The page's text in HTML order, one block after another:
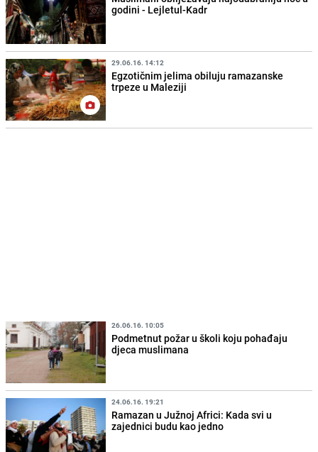
godini - Lejletul-Kadr
29.06.16. 14:12
Egzotičnim jelima obiluju ramazanske
trpeze u Maleziji
26.06.16. 10:05
Podmetnut požar u školi koju pohađaju
djeca muslimana
24.06.16. 19:21
Ramazan u Južnoj Africi: Kada svi u
zajednici budu kao jedno